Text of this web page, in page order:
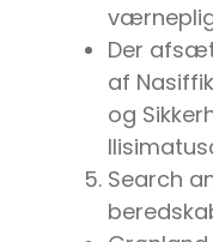
Der
af
og
Search